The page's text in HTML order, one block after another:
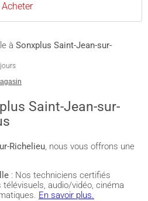
Acheter
à Sonxplus Saint-Jean-sur-
Saint-Jean-sur-
Richelieu, nous vous offrons une
: Nos techniciens certifiés
audio/vidéo, cinéma
En savoir plus.